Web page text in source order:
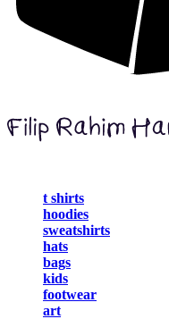
t shirts
hoodies
sweatshirts
hats
bags
kids
footwear
art